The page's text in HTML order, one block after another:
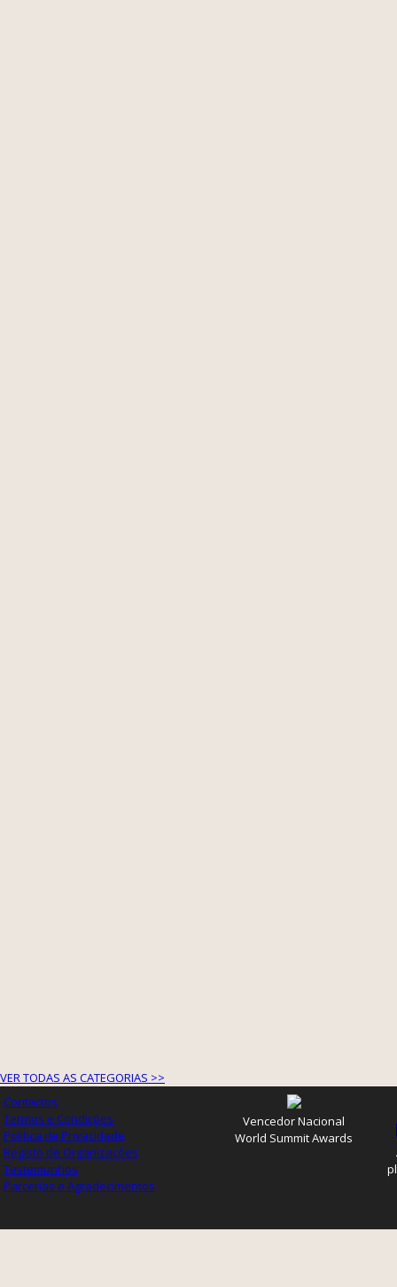
VER TODAS AS CATEGORIAS >>
Contactos
Termos e Condições
Política de Privacidade
Registo de Organizações
Testemunhos
Parcerias e Agradecimentos
Vencedor Nacional
World Summit Awards